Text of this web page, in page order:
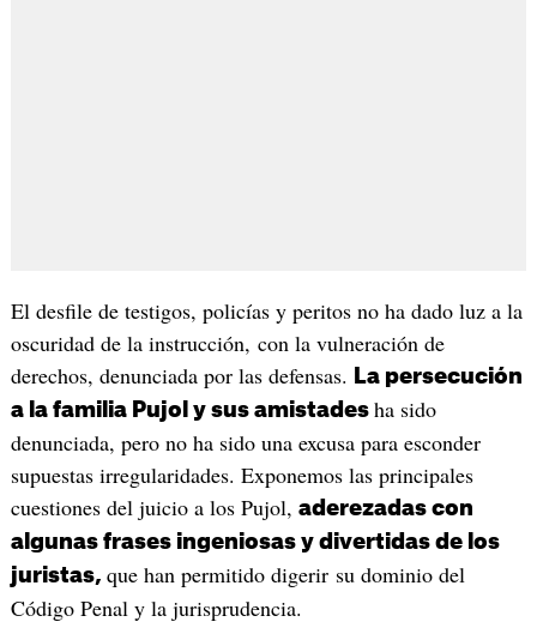
El desfile de testigos, policías y peritos no ha dado luz a la
oscuridad de la instrucción, con la vulneración de
derechos, denunciada por las defensas.
La persecución
a la familia Pujol y sus amistades ha sido
denunciada, pero no ha sido una excusa para esconder
supuestas irregularidades. Exponemos las principales
cuestiones del juicio a los Pujol, aderezadas con
algunas frases ingeniosas y divertidas de los
juristas, que han permitido digerir su dominio del
Código Penal y la jurisprudencia.